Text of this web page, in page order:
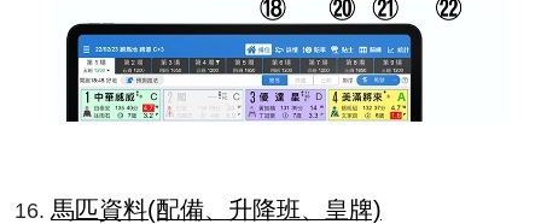
馬匹資料(配備、升降班、皇牌)